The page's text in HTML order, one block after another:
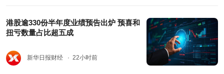
港股逾330份半年度业绩预告出炉 预喜和
扭亏数量占比超五成
新华日报财经 · 22小时前